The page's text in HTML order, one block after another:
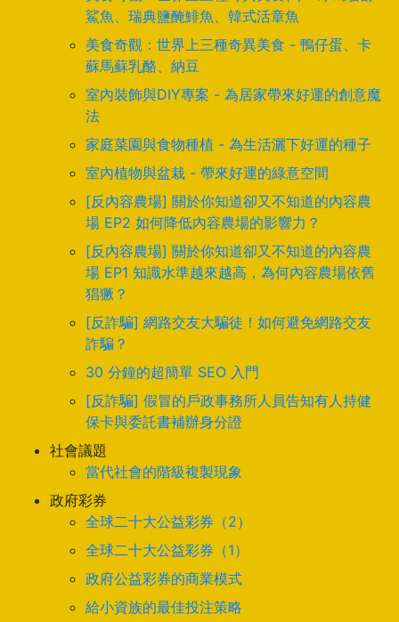
鯊魚、瑞典鹽醃鯡魚、韓式活章魚
美食奇觀：世界上三種奇異美食 - 鴨仔蛋、卡
蘇馬蘇乳酪、納豆
室內裝飾與DIY專案 - 為居家帶來好運的創意魔
法
家庭菜園與食物種植 - 為生活灑下好運的種子
室內植物與盆栽 - 帶來好運的綠意空間
[反內容農場] 關於你知道卻又不知道的內容農
場 EP2 如何降低內容農場的影響力？
[反內容農場] 關於你知道卻又不知道的內容農
場 EP1 知識水準越來越高，為何內容農場依舊
猖獗？
[反詐騙] 網路交友大騙徒！如何避免網路交友
詐騙？
30 分鐘的超簡單 SEO 入門
[反詐騙] 假冒的戶政事務所人員告知有人持健
保卡與委託書補辦身分證
社會議題
當代社會的階級複製現象
政府彩券
全球二十大公益彩券（2）
全球二十大公益彩券（1）
政府公益彩券的商業模式
給小資族的最佳投注策略